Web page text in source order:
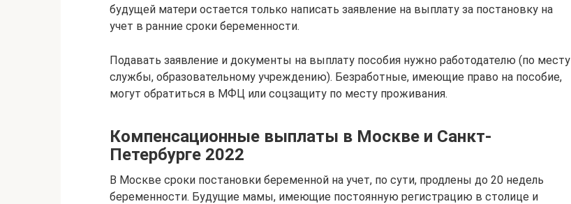
будущей матери остается только написать заявление на выплату за постановку на
учет в ранние сроки беременности.
Подавать заявление и документы на выплату пособия нужно работодателю (по месту
службы, образовательному учреждению). Безработные, имеющие право на пособие,
могут обратиться в МФЦ или соцзащиту по месту проживания.
Компенсационные выплаты в Москве и Санкт-
Петербурге 2022
В Москве сроки постановки беременной на учет, по сути, продлены до 20 недель
беременности. Будущие мамы, имеющие постоянную регистрацию в столице и